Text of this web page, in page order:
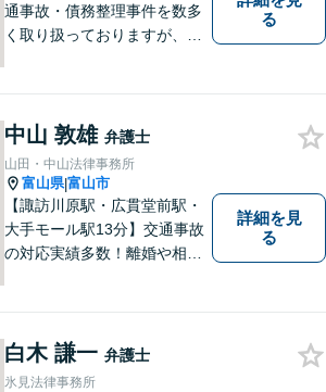
通事故・債務整理事件を数多
く取り扱っておりますが、そ
というお声をいただけるよう
に、誠実・丁寧を心がけ事件
に取り組んでいきたいと考え
ています。
る
中山 敦雄 弁護士
山田・中山法律事務所
富山県|富山市
【諏訪川原駅・広貫堂前駅・
大手モール駅13分】交通事故
の対応実績多数！離婚や相続
策がないか考えてみません
か？【複数弁護士在籍】
詳細を見
る
白木 謙一 弁護士
氷見法律事務所